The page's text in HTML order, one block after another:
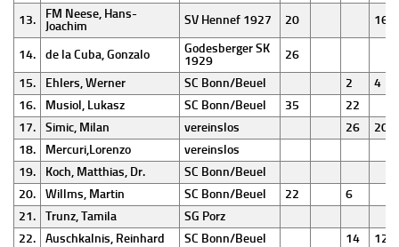
13.
FM Neese, Hans-
Joachim
SV Hennef 1927 20 16
14. de la Cuba, Gonzalo
Godesberger SK
1929
26
15.
Ehlers, Werner SC Bonn/Beuel 2
4
16.
Musiol, Lukasz SC Bonn/Beuel 35
22
17.
Simic, Milan vereinslos 26
20
18.
Mercuri,Lorenzo
vereinslos
19.
Koch, Matthias, Dr.
SC Bonn/Beuel
20.
Willms, Martin SC Bonn/Beuel 22
6
21.
Trunz, Tamila
SG Porz
22.
Auschkalnis, Reinhard SC Bonn/Beuel 14
12